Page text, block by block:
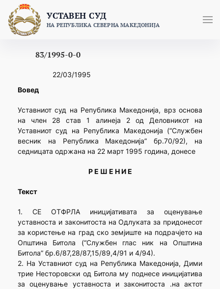
content
УСТАВЕН СУД
НА РЕПУБЛИКА СЕВЕРНА МАКЕДОНИЈА
83/1995-0-0
22/03/1995
Вовед
Уставниот суд на Република Македонија, врз основа
на член 28 став 1 алинеја 2 од Деловникот на
Уставниот суд на Република Македонија (“Службен
весник на Република Македонија” бр.70/92), на
седницата одржана на 22 март 1995 година, донесе
Р Е Ш Е Н И Е
Текст
1. СЕ ОТФРЛА иницијативата за оценување
уставноста и законитоста на Одлуката за придонесот
за користење на град ско земјиште на подрачјето на
Општина Битола (“Службен глас ник на Општина
Битола” бр.6/87,28/87,15/89,4/91 и 4/94).
2. На Уставниот суд на Република Македонија, Дими
трие Несторовски од Битола му поднесе иницијатива
за оценување уставноста и законитоста .на актот